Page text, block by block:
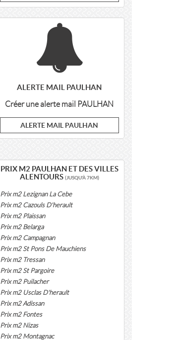
ALERTE MAIL PAULHAN
Créer une alerte mail PAULHAN
ALERTE MAIL PAULHAN
PRIX M2 PAULHAN ET DES VILLES
ALENTOURS (JUSQU'À 7KM)
Prix m2 Lezignan La Cebe
Prix m2 Cazouls D'herault
Prix m2 Plaissan
Prix m2 Belarga
Prix m2 Campagnan
Prix m2 St Pons De Mauchiens
Prix m2 Tressan
Prix m2 St Pargoire
Prix m2 Puilacher
Prix m2 Usclas D'herault
Prix m2 Adissan
Prix m2 Fontes
Prix m2 Nizas
Prix m2 Montagnac